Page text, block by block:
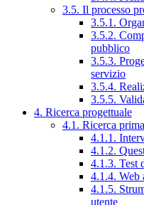
3.5. Il processo
3.5.1.
3.5.2.
pubblico
3.5.3.
servizio
3.5.4.
3.5.5.
4. Ricerca progettuale
4.1. Ricerca
4.1.1.
4.1.2.
4.1.3. Test
4.1.4. Web
4.1.5.
utente